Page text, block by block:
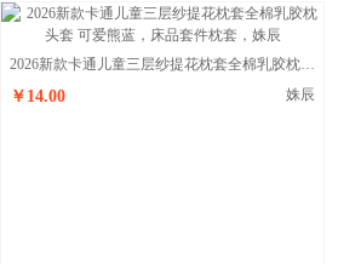
2026新款卡通儿童三层纱提花枕套全棉乳胶枕头套 可爱熊蓝
￥14.00 姝辰